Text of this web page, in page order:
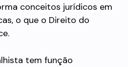
conceitos jurídicos em
o que o Direito do
tem função